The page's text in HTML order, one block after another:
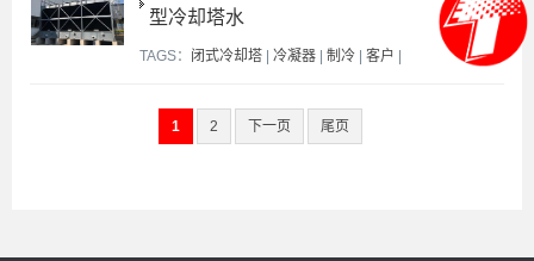
型冷却塔水
TAGS： 闭式冷却塔 | 冷凝器 | 制冷 | 客户 |
1 2 下一页 尾页